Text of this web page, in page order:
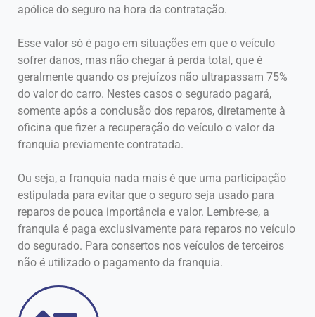
apólice do seguro na hora da contratação.
Esse valor só é pago em situações em que o veículo
sofrer danos, mas não chegar à perda total, que é
geralmente quando os prejuízos não ultrapassam 75%
do valor do carro. Nestes casos o segurado pagará,
somente após a conclusão dos reparos, diretamente à
oficina que fizer a recuperação do veículo o valor da
franquia previamente contratada.
Ou seja, a franquia nada mais é que uma participação
estipulada para evitar que o seguro seja usado para
reparos de pouca importância e valor. Lembre-se, a
franquia é paga exclusivamente para reparos no veículo
do segurado. Para consertos nos veículos de terceiros
não é utilizado o pagamento da franquia.